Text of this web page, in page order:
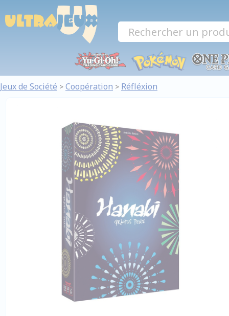
Jeux de Société > Coopération > Réfléxion
Panneau de gestion des cookies